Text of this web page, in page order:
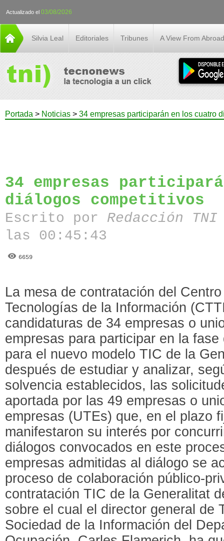
Actualizado el 03/08/2026
Silvia Leal Editoriales Tribunes A View From Abroad
Portada > Noticias > 34 empresas participarán en los cuatro
34 empresas
diálogos competitivos
Escrito por Redacción
las 00:45:43
6659
La mesa de contratación del
Tecnologías de la Información
candidaturas de 34 empresas o
empresas para participar en la
para el nuevo modelo TIC de la
después de estudiar y analizar,
solvencia establecidos, las
aportada por las 49 empresas o
empresas (UTEs) que, en el plazo
manifestaron su interés por
diálogos convocados en este
empresas admitidas al diálogo se
proceso de colaboración público-
contratación TIC de la Generalitat
sobre el cual el director general de
Sociedad de la Información del